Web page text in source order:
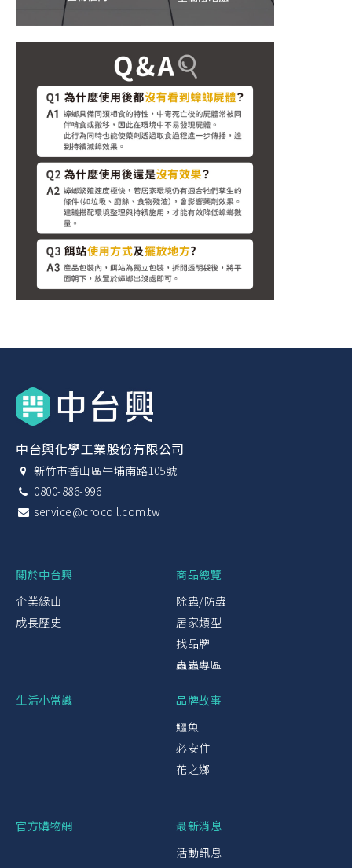
中台興化學工業股份有限公司
新竹市香山區牛埔南路105號
0800-886-996
service@crocoil.com.tw
關於中台興
企業緣由
成長歷史
商品總覽
除蟲/防蟲
居家類型
找品牌
蟲蟲專區
生活小常識
品牌故事
鱷魚
必安住
花之鄉
官方購物網
最新消息
活動訊息